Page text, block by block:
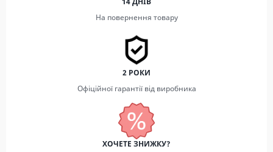
На повернення товару
2 РОКИ
Офіційної гарантії від виробника
ХОЧЕТЕ ЗНИЖКУ?